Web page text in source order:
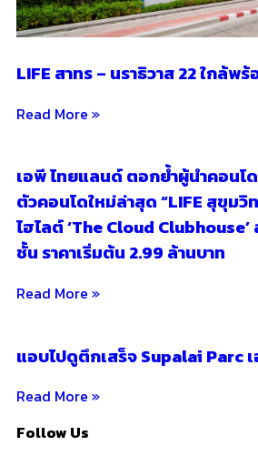
LIFE สาทร – นราธิวาส 22 ใกล้พ
Read More »
เอพี ไทยแลนด์ ตอกย้ำผู้นำคอนโ
ตัวคอนโดใหม่ล่าสุด “LIFE สุขุมวิ
ไฮไลต์ ‘The Cloud
ชั้น ราคาเริ่มต้น 2.99 ล้านบาท
Read More »
แอบไปดูตึกเสร็จ Supalai Parc
Read More »
Follow Us